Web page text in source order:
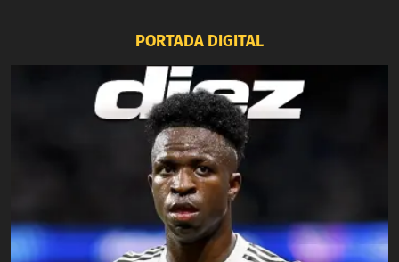
PORTADA DIGITAL